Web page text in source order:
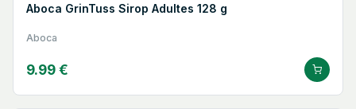
Aboca GrinTuss Sirop Adultes 128 g
Aboca
9.99 €